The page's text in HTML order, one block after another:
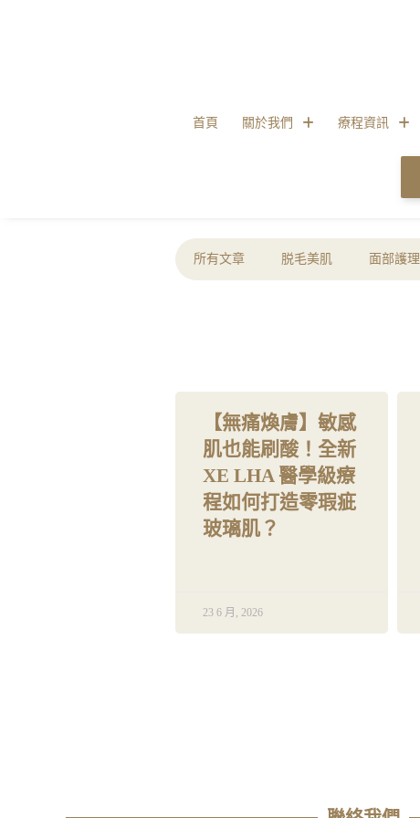
首頁 關於我們 療程資訊
所有文章 脱毛美肌 面部護理
【無痛煥膚】敏感
肌也能刷酸！全新
XE LHA 醫學級療
程如何打造零瑕疵
玻璃肌？
23 6 月, 2026